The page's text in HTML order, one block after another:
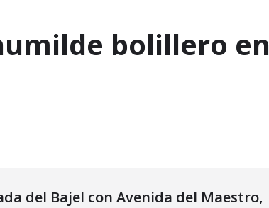
bolillero en
del Bajel con Avenida del Maestro,